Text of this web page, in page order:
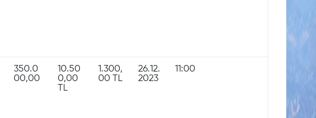
350.0
00,00
10.50
0,00
TL
1.300,
00 TL
26.12.
2023
11:00